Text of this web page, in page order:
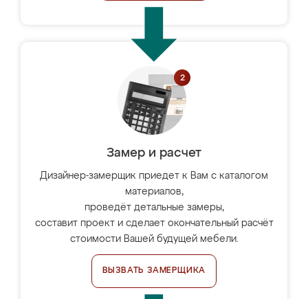
Замер и расчет
Дизайнер-замерщик приедет к Вам с каталогом
материалов,
проведёт детальные замеры,
составит проект и сделает окончательный расчёт
стоимости Вашей будущей мебели.
ВЫЗВАТЬ ЗАМЕРЩИКА